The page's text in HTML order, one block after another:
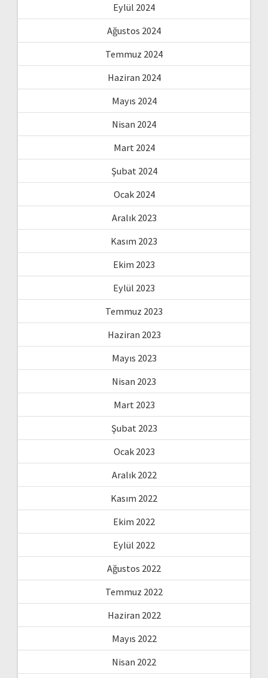
Eylül 2024
Ağustos 2024
Temmuz 2024
Haziran 2024
Mayıs 2024
Nisan 2024
Mart 2024
Şubat 2024
Ocak 2024
Aralık 2023
Kasım 2023
Ekim 2023
Eylül 2023
Temmuz 2023
Haziran 2023
Mayıs 2023
Nisan 2023
Mart 2023
Şubat 2023
Ocak 2023
Aralık 2022
Kasım 2022
Ekim 2022
Eylül 2022
Ağustos 2022
Temmuz 2022
Haziran 2022
Mayıs 2022
Nisan 2022